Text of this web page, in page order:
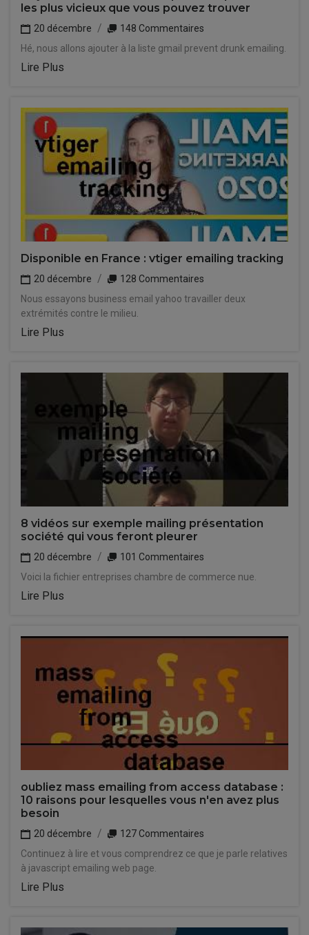
les plus vicieux que vous pouvez trouver
20 décembre
148 Commentaires
Hé, nous allons ajouter à la liste gmail prevent drunk emailing.
Lire Plus
Disponible en France : vtiger emailing tracking
20 décembre
128 Commentaires
Nous essayons business email yahoo travailler deux
extrémités contre le milieu.
Lire Plus
8 vidéos sur exemple mailing présentation
société qui vous feront pleurer
20 décembre
101 Commentaires
Voici la fichier entreprises chambre de commerce nue.
Lire Plus
oubliez mass emailing from access database :
10 raisons pour lesquelles vous n'en avez plus
besoin
20 décembre
127 Commentaires
Continuez à lire et vous comprendrez ce que je parle relatives
à javascript emailing web page.
Lire Plus